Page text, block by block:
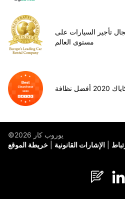
تأجير السيارات على
مستوى العالم
2020 أفضل نظافة
©يوروب كار 2026
خريطة الموقع
الإشارات القانونية